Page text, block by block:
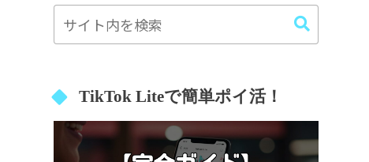
TikTok Liteで簡単ポイ活！